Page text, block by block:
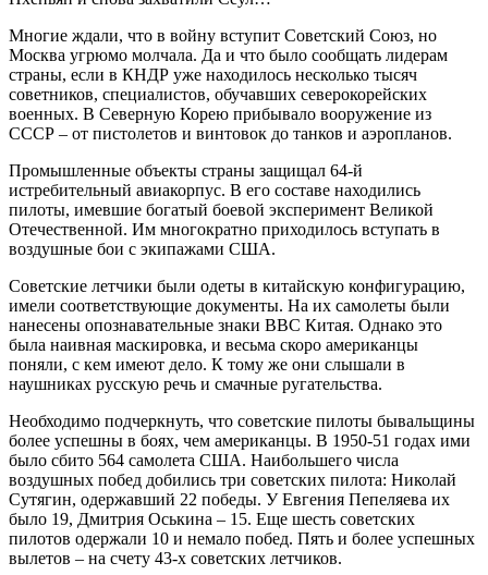
Многие ждали, что в войну вступит Советский Союз, но
Москва угрюмо молчала. Да и что было сообщать лидерам
страны, если в КНДР уже находилось несколько тысяч
советников, специалистов, обучавших северокорейских
военных. В Северную Корею прибывало вооружение из
СССР – от пистолетов и винтовок до танков и аэропланов.
Промышленные объекты страны защищал 64-й
истребительный авиакорпус. В его составе находились
пилоты, имевшие богатый боевой эксперимент Великой
Отечественной. Им многократно приходилось вступать в
воздушные бои с экипажами США.
Советские летчики были одеты в китайскую конфигурацию,
имели соответствующие документы. На их самолеты были
нанесены опознавательные знаки ВВС Китая. Однако это
была наивная маскировка, и весьма скоро американцы
поняли, с кем имеют дело. К тому же они слышали в
наушниках русскую речь и смачные ругательства.
Необходимо подчеркнуть, что советские пилоты бывальщины
более успешны в боях, чем американцы. В 1950-51 годах ими
было сбито 564 самолета США. Наибольшего числа
воздушных побед добились три советских пилота: Николай
Сутягин, одержавший 22 победы. У Евгения Пепеляева их
было 19, Дмитрия Оськина – 15. Еще шесть советских
пилотов одержали 10 и немало побед. Пять и более успешных
вылетов – на счету 43-х советских летчиков.